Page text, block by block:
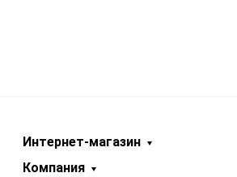
Интернет-магазин
Компания